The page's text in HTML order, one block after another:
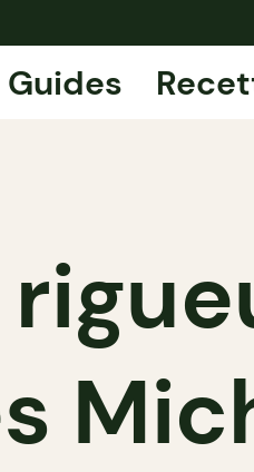
Guides